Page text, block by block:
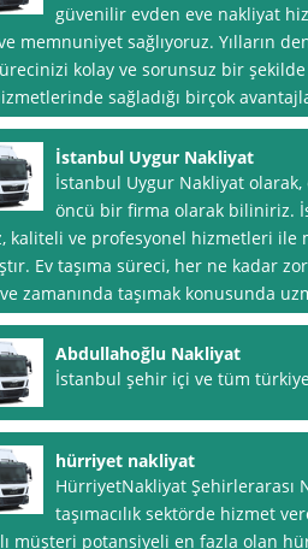
güvenilir evden eve nakliyat
memnuniyet sağlıyoruz. Yılların
kolay ve sorunsuz bir
sağladığı birçok
İstanbul Uygur Nakliyat
İstanbul Uygur Nakliyat
öncü bir firma olarak biliniriz.
kaliteli ve profesyonel hizmetleri
Ev taşıma süreci, her ne kadar
zamanında taşımak konusunda
Abdullahoğlu Nakliyat
İstanbul şehir içi ve tüm
hürriyet nakliyat
HürriyetNakliyat Şehirlerarası
taşımacılık sektörde hizmet
müşteri potansiyeli en fazla olan